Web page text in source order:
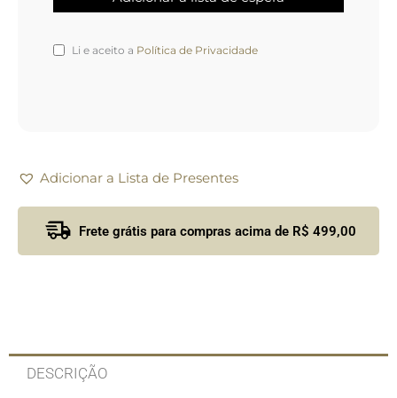
Li e aceito a Política de Privacidade
Adicionar a Lista de Presentes
Frete grátis para compras acima de R$ 499,00
DESCRIÇÃO